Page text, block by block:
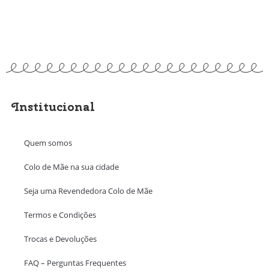
Institucional
Quem somos
Colo de Mãe na sua cidade
Seja uma Revendedora Colo de Mãe
Termos e Condições
Trocas e Devoluções
FAQ – Perguntas Frequentes